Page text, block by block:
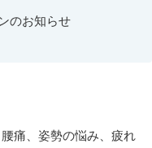
のお知らせ
痛、姿勢の悩み、疲れ